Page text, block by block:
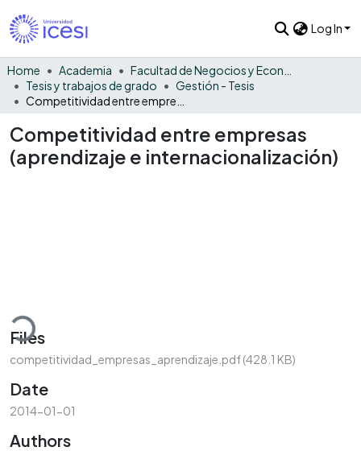
Log In
Home Academia
Tesis y trabajos de grado
Gestión - Tesis
Competitividad entre empresas
(aprendizaje e internacionalización)
Files
competitividad_empresas_aprendizaje.pdf(428.1 KB)
Date
2014-01-01
Authors